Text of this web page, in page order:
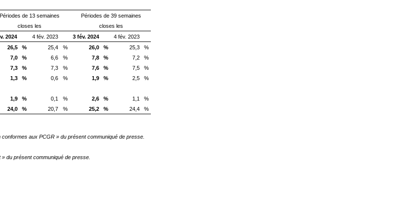
Périodes de 13 semaines
closes les
Périodes de 39 semaines
closes les
2024
4 fév. 2023 3 fév. 2024
4 fév. 2023
26,5 % 25,4 % 26,0 % 25,3
%
7,0 % 6,6 % 7,8 % 7,2
%
7,3 % 7,3 % 7,6 % 7,5
%
1,3 % 0,6 % 1,9 % 2,5
%
1,9 % 0,1 % 2,6 % 1,1
%
24,0 % 20,7 % 25,2 % 24,4 %
aux PCGR » du présent communiqué de presse.
du présent communiqué de presse.